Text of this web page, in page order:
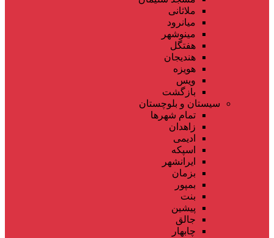
ملاثانی
میانرود
مینوشهر
هفتگل
هندیجان
هویزه
ویس
بازگشت
سیستان و بلوچستان
تمام شهر‌ها
زاهدان
ادیمی
اسپکه
ایرانشهر
بزمان
بمپور
بنت
پیشین
جالق
چابهار